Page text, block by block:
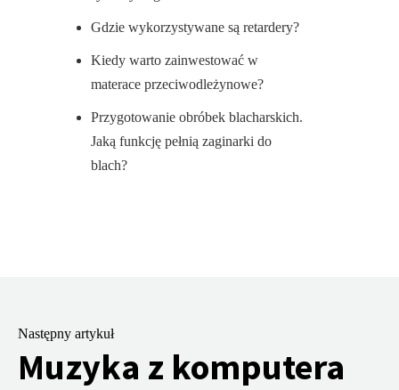
Gdzie wykorzystywane są retardery?
Kiedy warto zainwestować w
materace przeciwodleżynowe?
Przygotowanie obróbek blacharskich.
Jaką funkcję pełnią zaginarki do
blach?
Następny artykuł
Muzyka z komputera